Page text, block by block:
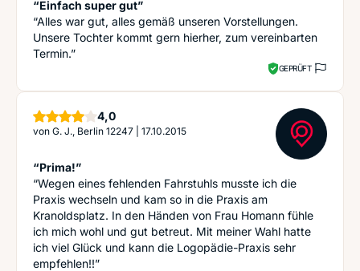
“Einfach super gut”
“Alles war gut, alles gemäß unseren Vorstellungen.
Unsere Tochter kommt gern hierher, zum vereinbarten
Termin.”
GEPRÜFT
4,0Sterne
von G. J., Berlin 12247 17.10.2015
“Prima!”
“Wegen eines fehlenden Fahrstuhls musste ich die
Praxis wechseln und kam so in die Praxis am
Kranoldsplatz. In den Händen von Frau Homann fühle
ich mich wohl und gut betreut. Mit meiner Wahl hatte
ich viel Glück und kann die Logopädie-Praxis sehr
empfehlen!!”